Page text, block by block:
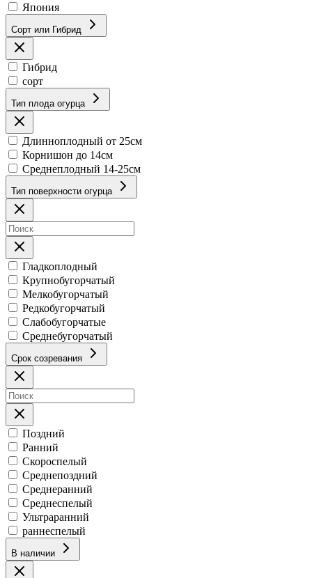
Япония
Сорт или Гибрид
Гибрид
сорт
Тип плода огурца
Длинноплодный от 25см
Корнишон до 14см
Среднеплодный 14-25см
Тип поверхности огурца
Гладкоплодный
Крупнобугорчатый
Мелкобугорчатый
Редкобугорчатый
Слабобугорчатые
Среднебугорчатый
Срок созревания
Поздний
Ранний
Скороспелый
Среднепоздний
Среднеранний
Среднеспелый
Ультраранний
раннеспелый
В наличии